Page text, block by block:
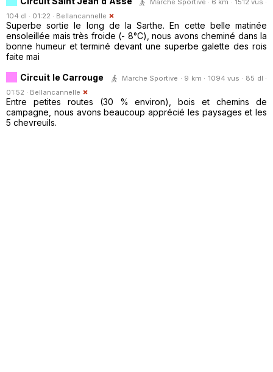
104 dl · 01:22 · Bellancannelle
Superbe sortie le long de la Sarthe. En cette belle matinée
ensoleillée mais très froide (- 8°C), nous avons cheminé dans la
bonne humeur et terminé devant une superbe galette des rois
faite mai
Circuit le Carrouge
Marche Sportive · 9 km · 1094 vus · 85 dl ·
01:52 · Bellancannelle
Entre petites routes (30 % environ), bois et chemins de
campagne, nous avons beaucoup apprécié les paysages et les
5 chevreuils.